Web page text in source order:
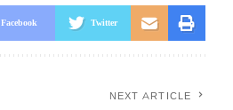
Facebook Twitter
NEXT ARTICLE